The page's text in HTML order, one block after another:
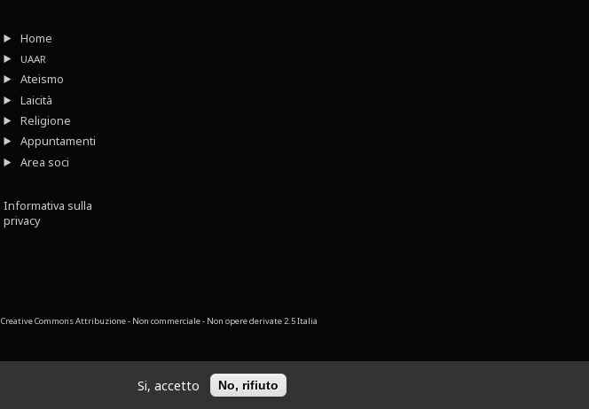
Home
UAAR
Ateismo
Laicità
Religione
Appuntamenti
Area soci
Informativa sulla
privacy
Creative Commons Attribuzione - Non commerciale - Non opere derivate 2.5 Italia
Si, accetto No, rifiuto